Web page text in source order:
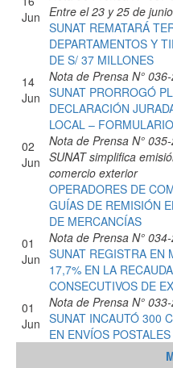
Jun Entre el 23 y 25 de
SUNAT REMATARÁ
DEPARTAMENTOS Y
DE S/ 37 MILLONES
14
Jun
Nota de Prensa N°
SUNAT PRORROGÓ
DECLARACIÓN
LOCAL –
02
Jun
Nota de Prensa N°
SUNAT simplifica
comercio exterior
OPERADORES DE
GUÍAS DE REMISIÓN
DE MERCANCÍAS
01
Jun
Nota de Prensa N°
SUNAT REGISTRA EN
17,7% EN LA
CONSECUTIVOS DE
01
Jun
Nota de Prensa N°
SUNAT INCAUTÓ 300
EN ENVÍOS POSTALES